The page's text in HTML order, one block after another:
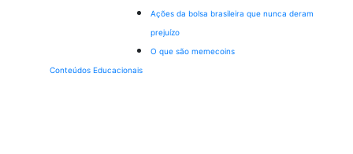
Ações da bolsa brasileira que nunca deram
prejuízo
O que são memecoins
Conteúdos Educacionais